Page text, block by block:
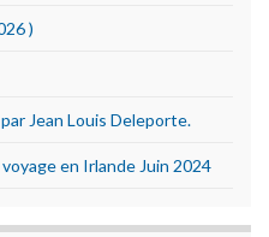
)
Jean Louis Deleporte.
en Irlande Juin 2024